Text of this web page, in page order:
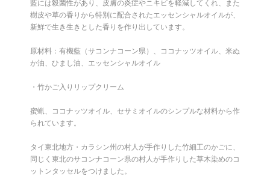
藍には殺菌性があり、皮膚の炎症やニキビを軽減してくれ、また
樹皮や草の香りから特別に配合されたエッセンシャルオイルが、
新鮮で生き生きとした香りを作り出しています。
原材料：有機藍（サコンナコーン県）、ココナッツオイル、米ぬ
か油、ひまし油、エッセンシャルオイル
・竹かご入りリップクリーム
蜜蝋、ココナッツオイル、セサミオイルのシンプルな材料から作
られています。
タイ東北地方・カラシン州の村人が手作りした竹細工のかごに、
同じく東北のサコンナコーン県の村人が手作りした草木染めのコ
ットンタッセルをつけました。